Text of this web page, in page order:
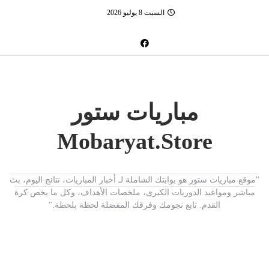
السبت 8 يوليو 2026
مباريات ستور
Mobaryat.Store
"موقع مباريات ستور هو بوابتك الشاملة لـ أخبار المباريات، نتائج اليوم، بث
مباشر ومواعيد الدوريات الكبرى، ملخصات الأهداف، وكل ما يخص كرة
القدم. تابع نجومك وفرقك المفضلة لحظة بلحظة."